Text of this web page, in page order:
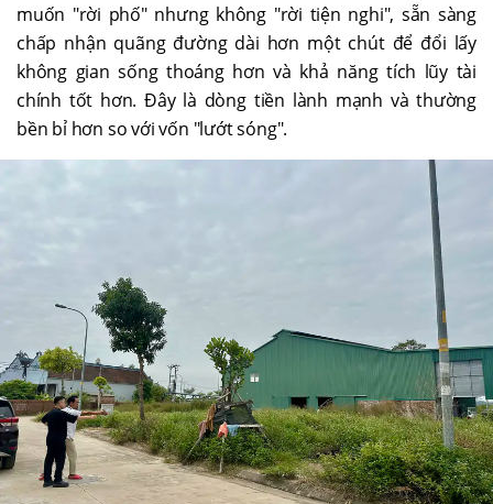
muốn "rời phố" nhưng không "rời tiện nghi", sẵn sàng
chấp nhận quãng đường dài hơn một chút để đổi lấy
không gian sống thoáng hơn và khả năng tích lũy tài
chính tốt hơn. Đây là dòng tiền lành mạnh và thường
bền bỉ hơn so với vốn "lướt sóng".